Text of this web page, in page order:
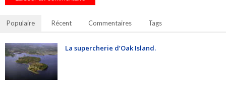
Populaire Récent Commentaires Tags
La supercherie d’Oak Island.